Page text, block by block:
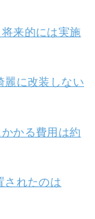
来的には実施
麗に改装しない
かる費用は約
されたのは